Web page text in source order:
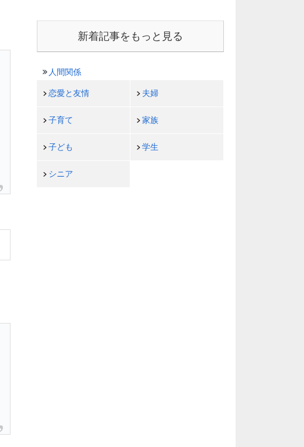
新着記事をもっと見る
人間関係
恋愛と友情 夫婦
子育て 家族
子ども 学生
シニア